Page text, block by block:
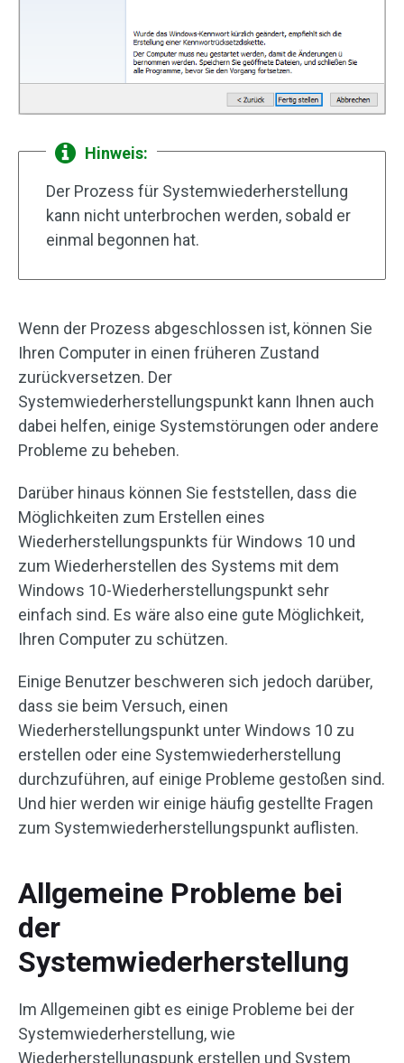
Hinweis:
Der Prozess für Systemwiederherstellung
kann nicht unterbrochen werden, sobald er
einmal begonnen hat.
Wenn der Prozess abgeschlossen ist, können Sie
Ihren Computer in einen früheren Zustand
zurückversetzen. Der
Systemwiederherstellungspunkt kann Ihnen auch
dabei helfen, einige Systemstörungen oder andere
Probleme zu beheben.
Darüber hinaus können Sie feststellen, dass die
Möglichkeiten zum Erstellen eines
Wiederherstellungspunkts für Windows 10 und
zum Wiederherstellen des Systems mit dem
Windows 10-Wiederherstellungspunkt sehr
einfach sind. Es wäre also eine gute Möglichkeit,
Ihren Computer zu schützen.
Einige Benutzer beschweren sich jedoch darüber,
dass sie beim Versuch, einen
Wiederherstellungspunkt unter Windows 10 zu
erstellen oder eine Systemwiederherstellung
durchzuführen, auf einige Probleme gestoßen sind.
Und hier werden wir einige häufig gestellte Fragen
zum Systemwiederherstellungspunkt auflisten.
Allgemeine Probleme bei
der
Systemwiederherstellung
Im Allgemeinen gibt es einige Probleme bei der
Systemwiederherstellung, wie
Wiederherstellungspunk erstellen und System